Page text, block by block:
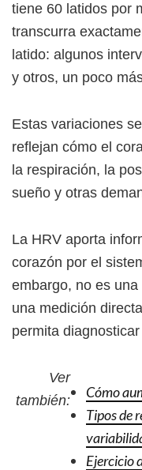
tiene 60 latidos por
transcurra
latido: algunos
y otros, un poco
Estas variaciones
reflejan cómo el
la respiración, la
sueño y otras
La HRV aporta
corazón por el
embargo, no es
una medición
permita
Ver
también:
Cómo
Tipos de
Ejercicio